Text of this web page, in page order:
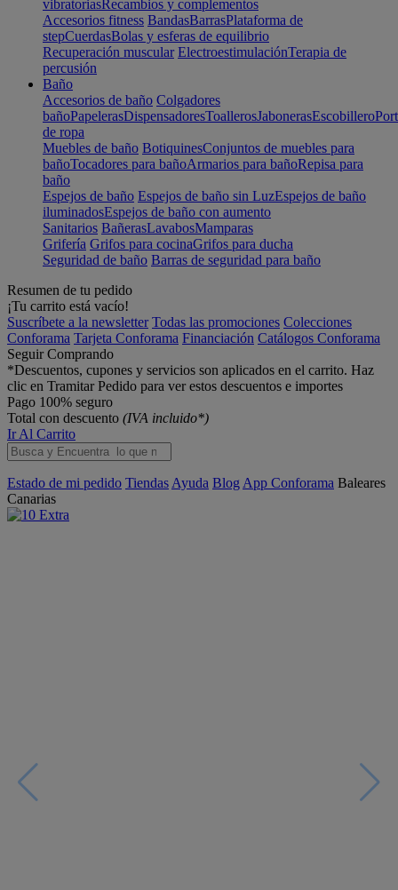
vibratoriasRecambios y complementos
Accesorios fitness BandasBarrasPlataforma de
stepCuerdasBolas y esferas de equilibrio
Recuperación muscular ElectroestimulaciónTerapia de
percusión
Baño
Accesorios de baño Colgadores
bañoPapelerasDispensadoresToallerosJabonerasEscobillero
de ropa
Muebles de baño BotiquinesConjuntos de muebles para
bañoTocadores para bañoArmarios para bañoRepisa para
baño
Espejos de baño Espejos de baño sin LuzEspejos de baño
iluminadosEspejos de baño con aumento
Sanitarios BañerasLavabosMamparas
Grifería Grifos para cocinaGrifos para ducha
Seguridad de baño Barras de seguridad para baño
Resumen de tu pedido
¡Tu carrito está vacío!
Suscríbete a la newsletter Todas las promociones Colecciones
Conforama Tarjeta Conforama Financiación Catálogos Conforama
Seguir Comprando
*Descuentos, cupones y servicios son aplicados en el carrito. Haz
clic en Tramitar Pedido para ver estos descuentos e importes
Pago 100% seguro
Total con descuento (IVA incluido*)
Ir Al Carrito
Estado de mi pedido Tiendas Ayuda Blog App Conforama Baleares
Canarias